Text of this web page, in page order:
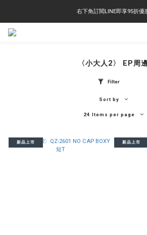
右下角訂閱LINE即享95折優
右下角訂閱LINE即享95折優
TS-2618 涼感短T 多版型選擇,涼感優惠 單件390 兩
〈小大人2〉 EP周
Filter
Sort by
24 Items per page
新品上市 新品上市